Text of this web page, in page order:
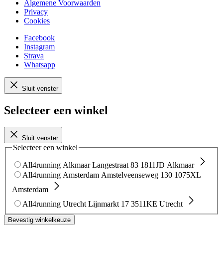
Algemene Voorwaarden
Privacy
Cookies
Facebook
Instagram
Strava
Whatsapp
Sluit venster
Selecteer een winkel
Sluit venster
Selecteer een winkel
All4running Alkmaar Langestraat 83 1811JD Alkmaar
All4running Amsterdam Amstelveenseweg 130 1075XL
Amsterdam
All4running Utrecht Lijnmarkt 17 3511KE Utrecht
Bevestig winkelkeuze